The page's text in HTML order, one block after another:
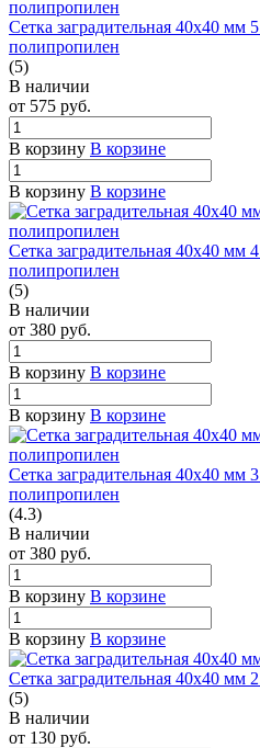
Сетка заградительная 40х40 мм
полипропилен
(5)
В наличии
от 575 руб.
В корзину В корзине
В корзину В корзине
Сетка заградительная 40х40 мм
полипропилен
(5)
В наличии
от 380 руб.
В корзину В корзине
В корзину В корзине
Сетка заградительная 40х40 мм
полипропилен
(4.3)
В наличии
от 380 руб.
В корзину В корзине
В корзину В корзине
Сетка заградительная 40х40 мм
(5)
В наличии
от 130 руб.